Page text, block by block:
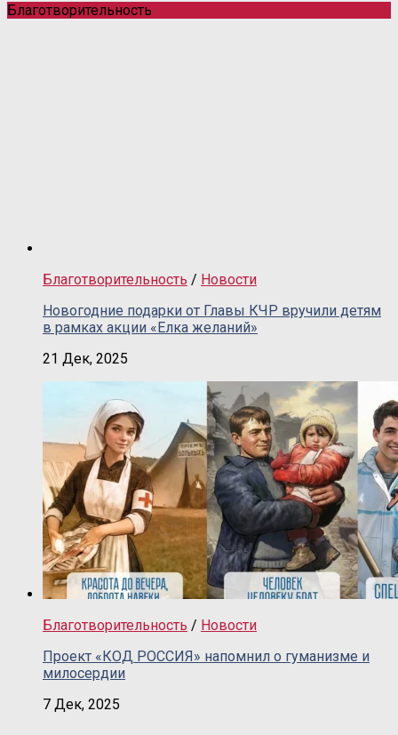
Благотворительность
Благотворительность / Новости
Новогодние подарки от Главы КЧР вручили детям
в рамках акции «Елка желаний»
21 Дек, 2025
Благотворительность / Новости
Проект «КОД РОССИЯ» напомнил о гуманизме и
милосердии
7 Дек, 2025